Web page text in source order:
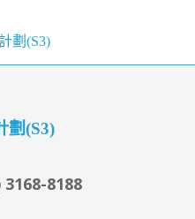
劃(S3)
劃(S3)
3168-8188